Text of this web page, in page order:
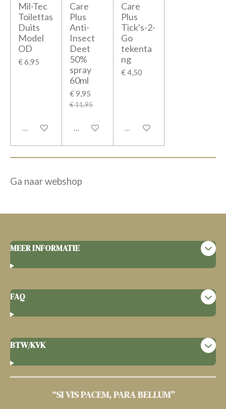
Mil-Tec
Toilettas
Duits
Model
OD
€ 6,95
In winkelwagen
Care
Plus
Anti-
Insect
Deet
50%
spray
60ml
€ 9,95
€ 11,95
In winkelwagen
Care
Plus
Tick's-2-
Go
tekenta
ng
€ 4,50
In winkelwagen
Ga naar webshop
MEER INFORMATIE
FAQ
BTW/KVK
“SI VIS PACEM, PARA BELLUM”